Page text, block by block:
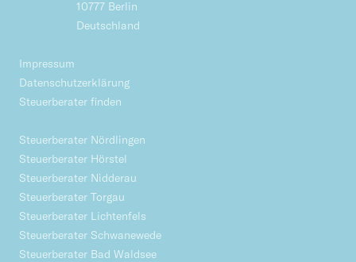
10777 Berlin
Deutschland
Impressum
Datenschutzerklärung
Steuerberater finden
Steuerberater Nördlingen
Steuerberater Hörstel
Steuerberater Nidderau
Steuerberater Torgau
Steuerberater Lichtenfels
Steuerberater Schwanewede
Steuerberater Bad Waldsee